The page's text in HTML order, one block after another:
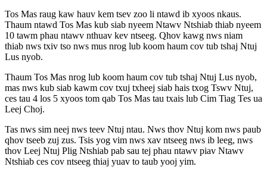
Tos Mas raug kaw hauv kem tsev zoo li ntawd ib xyoos nkaus.
Thaum ntawd Tos Mas kub siab nyeem Ntawv Ntshiab thiab nyeem
10 tawm phau ntawv nthuav kev ntseeg. Qhov kawg nws niam
thiab nws txiv tso nws mus nrog lub koom haum cov tub tshaj Ntuj
Lus nyob.
Thaum Tos Mas nrog lub koom haum cov tub tshaj Ntuj Lus nyob,
mas nws kub siab kawm cov txuj txheej siab hais txog Tswv Ntuj,
ces tau 4 los 5 xyoos tom qab Tos Mas tau txais lub Cim Tiag Tes ua
Leej Choj.
Tas nws sim neej nws teev Ntuj ntau. Nws thov Ntuj kom nws paub
qhov tseeb zuj zus. Tsis yog vim nws xav ntseeg nws ib leeg, nws
thov Leej Ntuj Plig Ntshiab pab sau tej phau ntawv piav Ntawv
Ntshiab ces cov ntseeg thiaj yuav to taub yooj yim.